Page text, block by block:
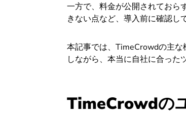
一方で、料金が公開されておら
きない点など、導入前に確認し
本記事では、TimeCrowdの主
しながら、本当に自社に合った
TimeCrowdの